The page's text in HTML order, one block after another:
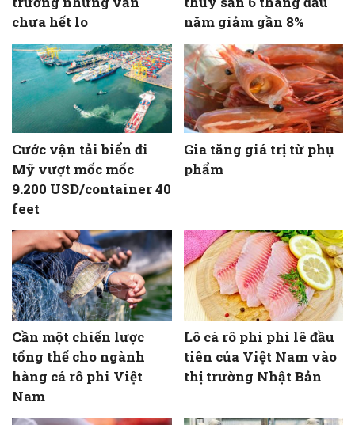
chưa hết lo
năm giảm gần 8%
Cước vận tải biển đi
Mỹ vượt mốc mốc
9.200 USD/container 40
feet
Gia tăng giá trị từ phụ
phẩm
Cần một chiến lược
tổng thể cho ngành
hàng cá rô phi Việt
Nam
Lô cá rô phi phi lê đầu
tiên của Việt Nam vào
thị trường Nhật Bản